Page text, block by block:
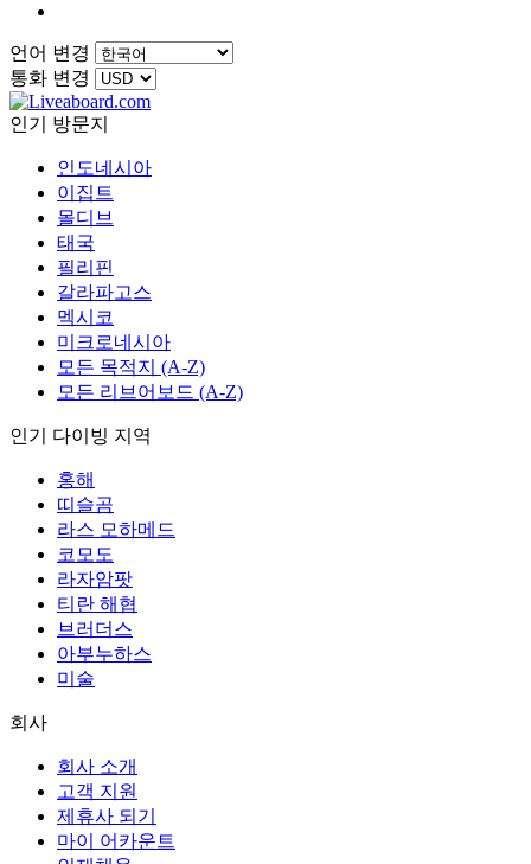
언어 변경
통화 변경
인기 방문지
인도네시아
이집트
몰디브
태국
필리핀
갈라파고스
멕시코
미크로네시아
모든 목적지 (A-Z)
모든 리브어보드 (A-Z)
인기 다이빙 지역
홍해
띠슬곰
라스 모하메드
코모도
라자암팟
티란 해협
브러더스
아부누하스
미술
회사
회사 소개
고객 지원
제휴사 되기
마이 어카운트